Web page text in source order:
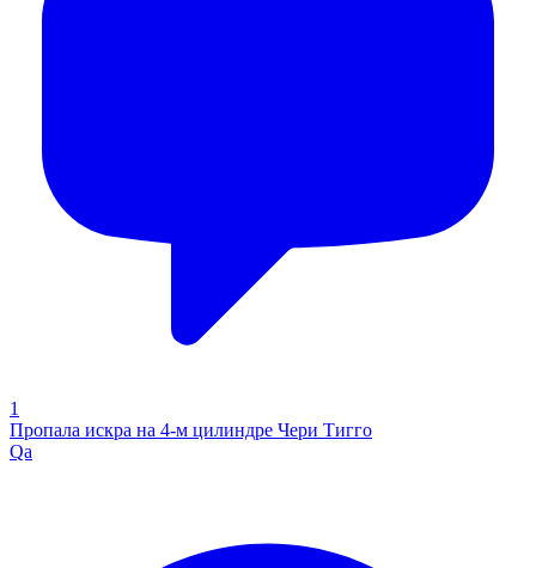
1
Пропала искра на 4-м цилиндре Чери Тигго
Qa